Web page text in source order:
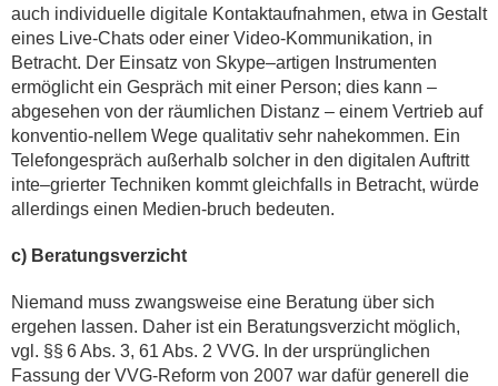
auch individuelle digitale Kontaktaufnahmen, etwa in Gestalt
eines Live-Chats oder einer Video-Kommunikation, in
Betracht. Der Einsatz von Skype–artigen Instrumenten
ermöglicht ein Gespräch mit einer Person; dies kann –
abgesehen von der räumlichen Distanz – einem Vertrieb auf
konventio-nellem Wege qualitativ sehr nahekommen. Ein
Telefongespräch außerhalb solcher in den digitalen Auftritt
inte–grierter Techniken kommt gleichfalls in Betracht, würde
allerdings einen Medien-bruch bedeuten.
c) Beratungsverzicht
Niemand muss zwangsweise eine Beratung über sich
ergehen lassen. Daher ist ein Beratungsverzicht möglich,
vgl. §§ 6 Abs. 3, 61 Abs. 2 VVG. In der ursprünglichen
Fassung der VVG-Reform von 2007 war dafür generell die